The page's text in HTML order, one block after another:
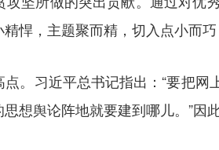
悍，主题聚而精，切入点小而
点。习近平总书记指出：“要把
想舆论阵地就要建到哪儿。”因